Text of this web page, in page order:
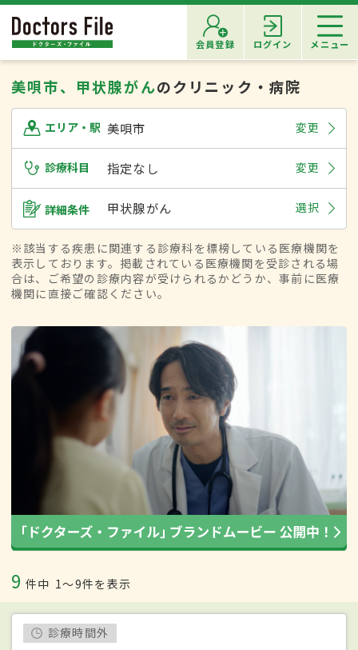
会員登録 ログイン メニュー
美唄市、甲状腺がんのクリニック・病院
エリア・駅 美唄市 変更
診療科目 指定なし 変更
詳細条件 甲状腺がん 選択
※該当する疾患に関連する診療科を標榜している医療機関を
表示しております。掲載されている医療機関を受診される場
合は、ご希望の診療内容が受けられるかどうか、事前に医療
機関に直接ご確認ください。
9 件中 1〜9件を表示
診療時間外